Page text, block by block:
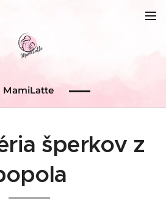
MamiLatte
šperkov z